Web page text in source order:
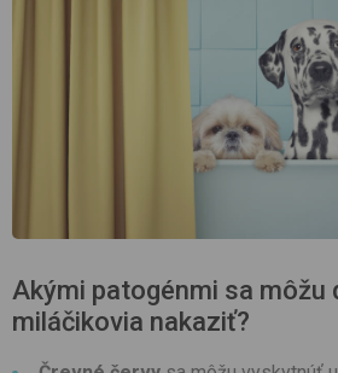
Akými patogénmi sa môžu
miláčikovia nakaziť?